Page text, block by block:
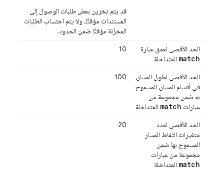
قد يتم تخزين بعض طلبات الوصول إلى
المستندات مؤقتًا، ولا يتم احتساب الطلبات
المخزّنة مؤقتًا ضمن الحدود.
الحد الأقصى لعمق عبارة
match المتداخلة
10
الحد الأقصى لطول المسار،
في أقسام المسار، المسموح
به ضمن مجموعة من
عبارات match المتداخلة
100
الحد الأقصى لعدد
متغيرات التقاط المسار
المسموح بها ضمن
مجموعة من عبارات
match المتداخلة
20